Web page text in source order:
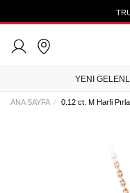
YENI
ANA SAYFA 0.12 ct. M Harfi